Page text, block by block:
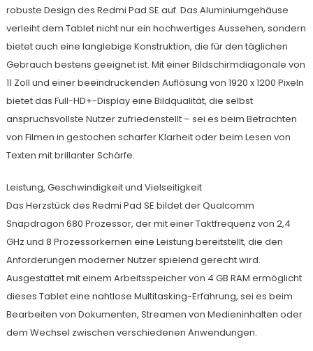
robuste Design des Redmi Pad SE auf. Das Aluminiumgehäuse
verleiht dem Tablet nicht nur ein hochwertiges Aussehen, sondern
bietet auch eine langlebige Konstruktion, die für den täglichen
Gebrauch bestens geeignet ist. Mit einer Bildschirmdiagonale von
11 Zoll und einer beeindruckenden Auflösung von 1920 x 1200 Pixeln
bietet das Full-HD+-Display eine Bildqualität, die selbst
anspruchsvollste Nutzer zufriedenstellt – sei es beim Betrachten
von Filmen in gestochen scharfer Klarheit oder beim Lesen von
Texten mit brillanter Schärfe.
Leistung, Geschwindigkeit und Vielseitigkeit
Das Herzstück des Redmi Pad SE bildet der Qualcomm
Snapdragon 680 Prozessor, der mit einer Taktfrequenz von 2,4
GHz und 8 Prozessorkernen eine Leistung bereitstellt, die den
Anforderungen moderner Nutzer spielend gerecht wird.
Ausgestattet mit einem Arbeitsspeicher von 4 GB RAM ermöglicht
dieses Tablet eine nahtlose Multitasking-Erfahrung, sei es beim
Bearbeiten von Dokumenten, Streamen von Medieninhalten oder
dem Wechsel zwischen verschiedenen Anwendungen.